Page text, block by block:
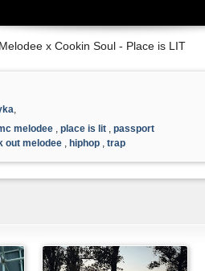
x Cookin Soul - Place is LIT
,
melodee , place is lit , passport
out melodee , hiphop , trap